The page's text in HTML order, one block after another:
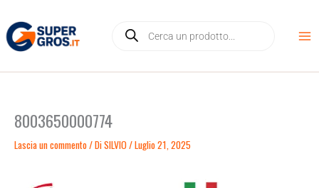
contenuto
search
8003650000774
Lascia un commento/ DiSILVIO/Luglio 21, 2025